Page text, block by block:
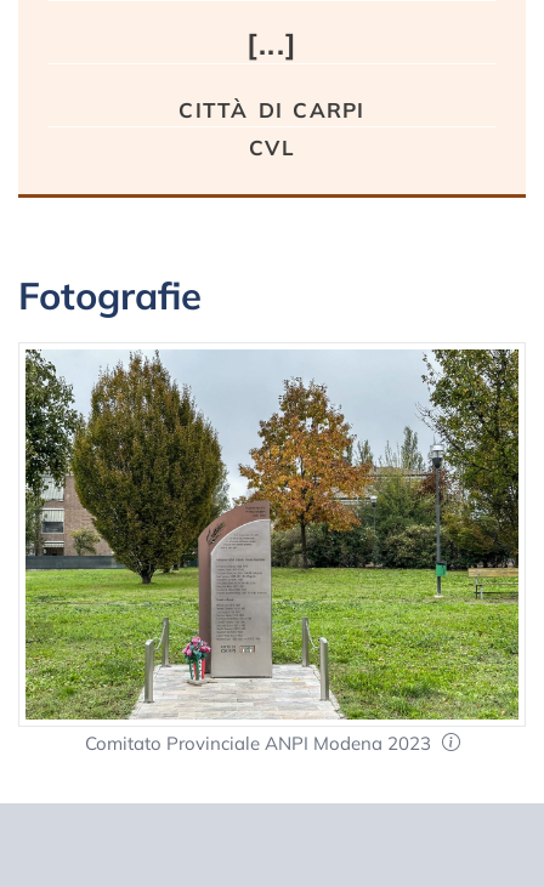
[...]
città di carpi
cvl
Fotografie
Comitato Provinciale ANPI Modena 2023